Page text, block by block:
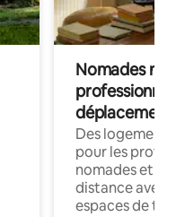
Nomades
déplacement
Des
pour les
nomades et
distance avec
espaces de